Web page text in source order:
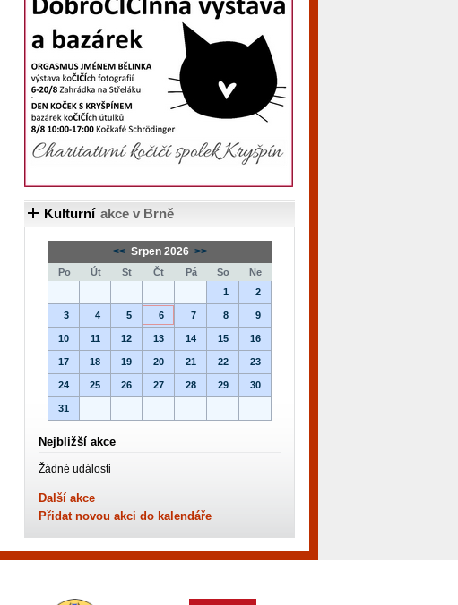
Kulturní akce v Brně
<< Srpen 2026 >>
Po Út St Čt Pá So
Ne
1
2
3 4 5 6 7 8 9
10 11 12 13 14 15 16
17 18 19 20 21 22 23
24 25 26 27 28 29 30
31
Nejbližší akce
Žádné události
Další akce
Přidat novou akci do kalendáře